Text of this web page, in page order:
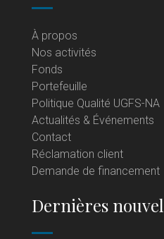
À propos
Nos activités
Fonds
Portefeuille
Politique Qualité UGFS-NA
Actualités & Événements
Contact
Réclamation client
Demande de financement
Dernières